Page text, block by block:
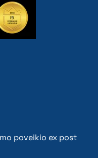
poveikio ex post